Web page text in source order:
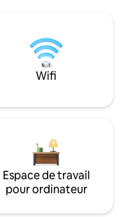
Wifi
Espace de travail
pour ordinateur